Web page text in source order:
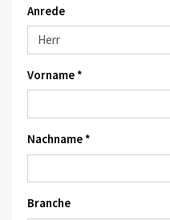
Anrede
Vorname *
Nachname *
Branche